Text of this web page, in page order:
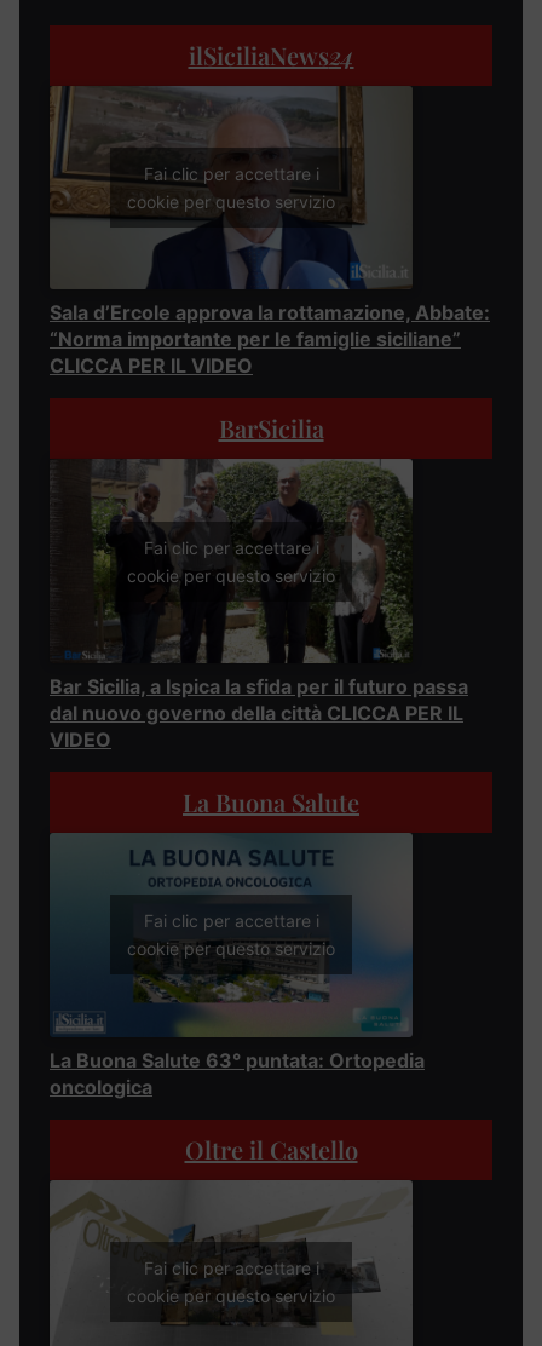
ilSiciliaNews24
Fai clic per accettare i
cookie per questo servizio
Sala d’Ercole approva la rottamazione, Abbate:
“Norma importante per le famiglie siciliane”
CLICCA PER IL VIDEO
BarSicilia
Fai clic per accettare i
cookie per questo servizio
Bar Sicilia, a Ispica la sfida per il futuro passa
dal nuovo governo della città CLICCA PER IL
VIDEO
La Buona Salute
Fai clic per accettare i
cookie per questo servizio
La Buona Salute 63° puntata: Ortopedia
oncologica
Oltre il Castello
Fai clic per accettare i
cookie per questo servizio